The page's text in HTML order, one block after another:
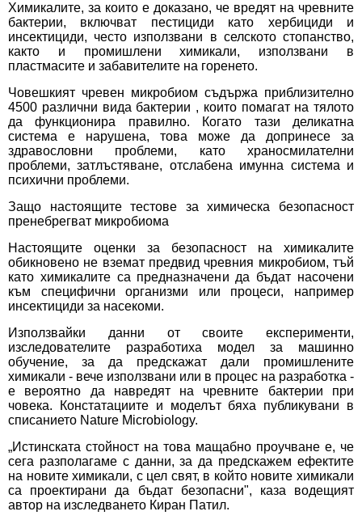
Химикалите, за които е доказано, че вредят на чревните
бактерии, включват пестициди като хербициди и
инсектициди, често използвани в селското стопанство,
както и промишлени химикали, използвани в
пластмасите и забавителите на горенето.
Човешкият чревен микробиом съдържа приблизително
4500 различни вида бактерии , които помагат на тялото
да функционира правилно. Когато тази деликатна
система е нарушена, това може да допринесе за
здравословни проблеми, като храносмилателни
проблеми, затлъстяване, отслабена имунна система и
психични проблеми.
Защо настоящите тестове за химическа безопасност
пренебрегват микробиома
Настоящите оценки за безопасност на химикалите
обикновено не вземат предвид чревния микробиом, тъй
като химикалите са предназначени да бъдат насочени
към специфични организми или процеси, например
инсектициди за насекоми.
Използвайки данни от своите експерименти,
изследователите разработиха модел за машинно
обучение, за да предскажат дали промишлените
химикали - вече използвани или в процес на разработка -
е вероятно да навредят на чревните бактерии при
човека. Констатациите и моделът бяха публикувани в
списанието Nature Microbiology.
„Истинската стойност на това мащабно проучване е, че
сега разполагаме с данни, за да предскажем ефектите
на новите химикали, с цел свят, в който новите химикали
са проектирани да бъдат безопасни", каза водещият
автор на изследването Киран Патил.